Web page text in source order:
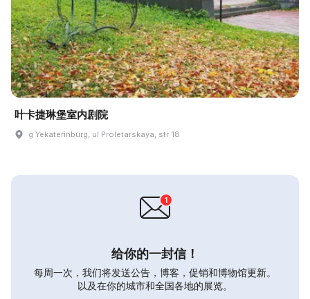
叶卡捷琳堡室内剧院
g Yekaterinburg, ul Proletarskaya, str 18
给你的一封信！
每周一次，我们将发送公告，博客，促销和博物馆更新。
以及在你的城市和全国各地的展览。